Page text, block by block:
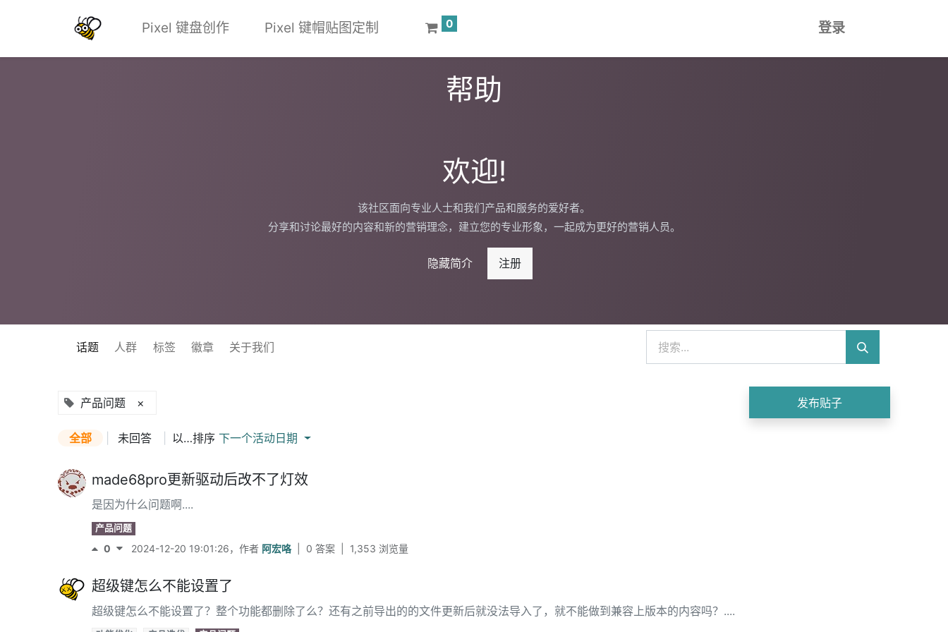
Pixel 键盘创作 Pixel 键帽贴图定制 0 登录
帮助
欢迎!
该社区面向专业人士和我们产品和服务的爱好者。
分享和讨论最好的内容和新的营销理念，建立您的专业形象，一起成为更好的营销人员。
隐藏简介 注册
话题 人群 标签 徽章 关于我们
产品问题 × 发布贴子
全部 未回答 以…排序下一个活动日期
made68pro更新驱动后改不了灯效
是因为什么问题啊....
产品问题
0 2024-12-20 19:01:26，作者 阿宏咯 0 答案 1,353 浏览量
超级键怎么不能设置了
超级键怎么不能设置了？整个功能都删除了么？还有之前导出的的文件更新后就没法导入了，就不能做到兼容上版本的内容吗？....